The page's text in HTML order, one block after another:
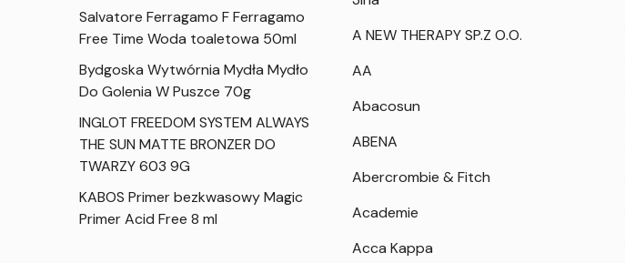
Salvatore Ferragamo F Ferragamo
Free Time Woda toaletowa 50ml
Bydgoska Wytwórnia Mydła Mydło
Do Golenia W Puszce 70g
INGLOT FREEDOM SYSTEM ALWAYS
THE SUN MATTE BRONZER DO
TWARZY 603 9G
KABOS Primer bezkwasowy Magic
Primer Acid Free 8 ml
A NEW THERAPY SP.Z O.O.
AA
Abacosun
ABENA
Abercrombie & Fitch
Academie
Acca Kappa